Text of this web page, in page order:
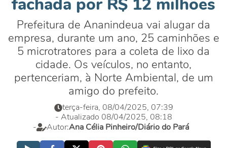
Prefeitura de Ananindeua vai alugar da
empresa, durante um ano, 25 caminhões e
5 microtratores para a coleta de lixo da
cidade. Os veículos, no entanto,
pertenceriam, à Norte Ambiental, de um
amigo do prefeito.
terça-feira, 08/04/2025, 07:39
- Atualizado 08/04/2025, 08:18
-
Autor:Ana Célia Pinheiro/Diário do Pará